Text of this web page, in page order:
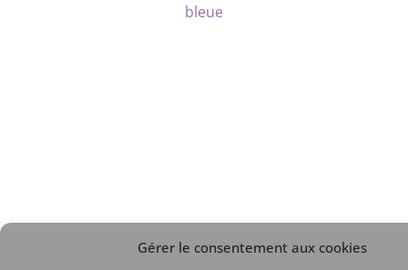
Gérer le consentement aux cookies
bleue